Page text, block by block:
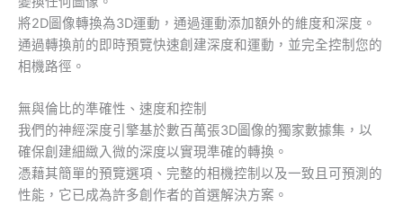
將2D圖像轉換為3D運動，通過運動添加額外的維度和深度。
通過轉換前的即時預覽快速創建深度和運動，並完全控制您的
相機路徑。
無與倫比的準確性、速度和控制
我們的神經深度引擎基於數百萬張3D圖像的獨家數據集，以
確保創建細緻入微的深度以實現準確的轉換。
憑藉其簡單的預覽選項、完整的相機控制以及一致且可預測的
性能，它已成為許多創作者的首選解決方案。